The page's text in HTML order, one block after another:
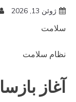
ژوئن 13, 2026
سلامت
نظام سلامت
آغاز